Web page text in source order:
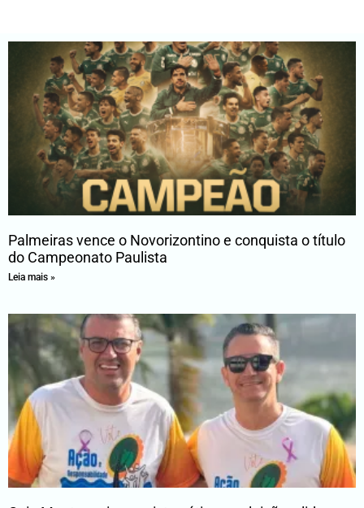
Palmeiras vence o Novorizontino e conquista o título
do Campeonato Paulista
Leia mais »